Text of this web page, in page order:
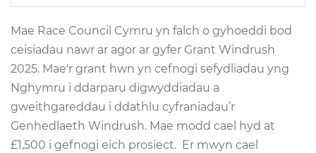
Mae Race Council Cymru yn falch o gyhoeddi bod
ceisiadau nawr ar agor ar gyfer Grant Windrush
2025. Mae'r grant hwn yn cefnogi sefydliadau yng
Nghymru i ddarparu digwyddiadau a
gweithgareddau i ddathlu cyfraniadau’r
Genhedlaeth Windrush. Mae modd cael hyd at
£1,500 i gefnogi eich prosiect. Er mwyn cael